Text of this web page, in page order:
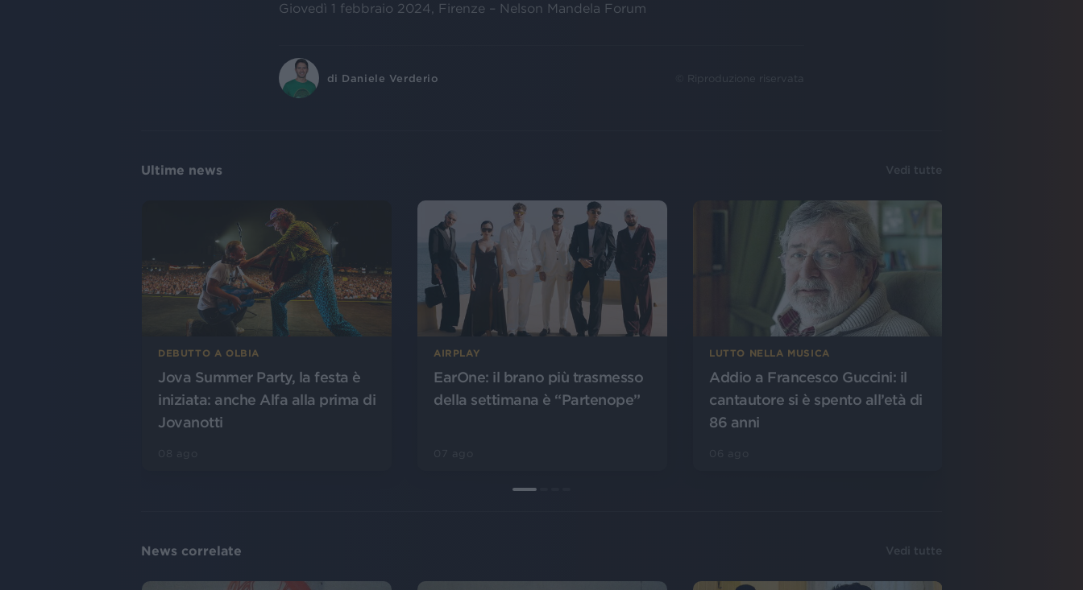
Giovedì 1 febbraio 2024, Firenze – Nelson Mandela Forum
di Daniele Verderio © Riproduzione riservata
Ultime news Vedi tutte
DEBUTTO A OLBIA
Jova Summer Party, la festa è
iniziata: anche Alfa alla prima di
Jovanotti
AIRPLAY
EarOne: il brano più trasmesso
della settimana è “Partenope”
LUTTO NELLA MUSICA
Addio a Francesco Guccini: il
cantautore si è spento all’età di
86 anni
News correlate Vedi tutte